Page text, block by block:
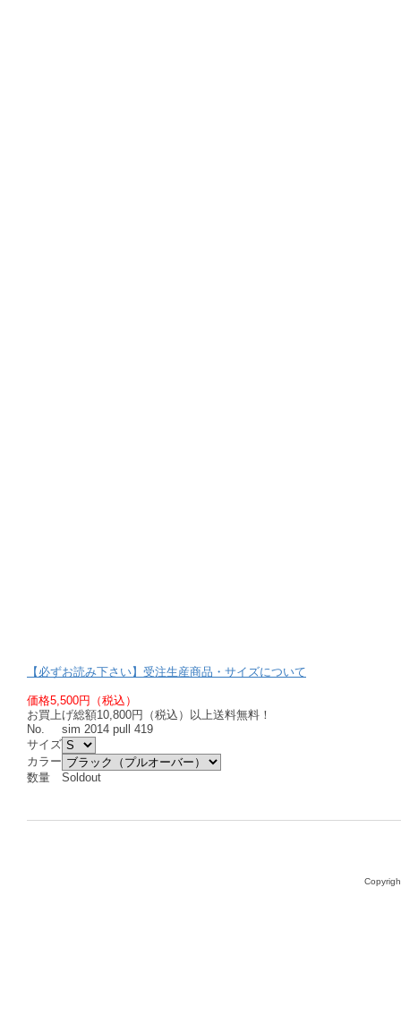
【必ずお読み下さい】受注生産商品・サイズについて
価格5,500円（税込）
お買上げ総額10,800円（税込）以上送料無料！
No.
sim 2014 pull 419
サイズ
カラー
数量
Soldout